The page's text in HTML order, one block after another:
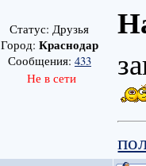
Статус: Друзья
Город: Краснодар
Сообщения: 433
Не в сети